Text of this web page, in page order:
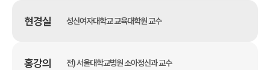
현경실 성신여자대학교 교육대학원 교수
홍강의 전) 서울대학교병원 소아정신과 교수